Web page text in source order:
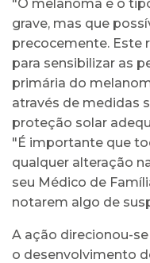
"O melanoma é o
grave, mas que
precocemente. Este
para sensibilizar as
primária do
através de medidas
proteção solar
"É importante que
qualquer alteração
seu Médico de
notarem algo de
A ação direcionou-
o desenvolvimento